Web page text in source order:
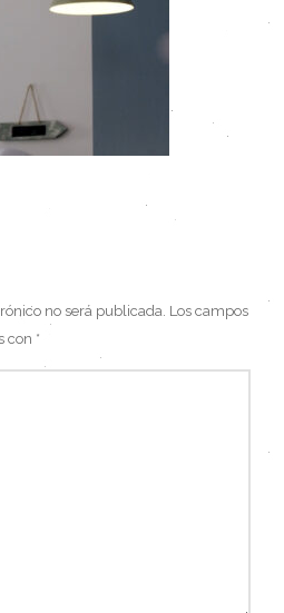
no será publicada. Los campos
con *